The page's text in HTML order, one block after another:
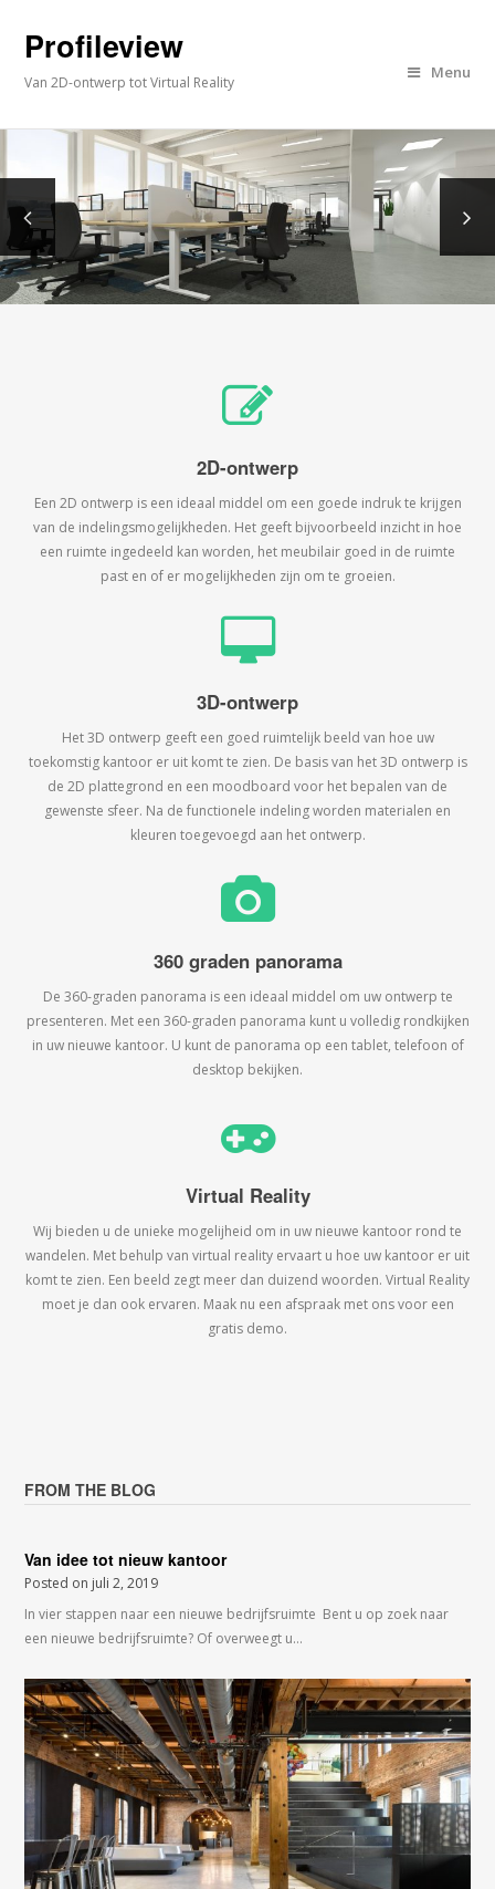
Profileview
Van 2D-ontwerp tot Virtual Reality
Menu
2D-ontwerp
Een 2D ontwerp is een ideaal middel om een goede indruk te krijgen
van de indelingsmogelijkheden. Het geeft bijvoorbeeld inzicht in hoe
een ruimte ingedeeld kan worden, het meubilair goed in de ruimte
past en of er mogelijkheden zijn om te groeien.
3D-ontwerp
Het 3D ontwerp geeft een goed ruimtelijk beeld van hoe uw
toekomstig kantoor er uit komt te zien. De basis van het 3D ontwerp is
de 2D plattegrond en een moodboard voor het bepalen van de
gewenste sfeer. Na de functionele indeling worden materialen en
kleuren toegevoegd aan het ontwerp.
360 graden panorama
De 360-graden panorama is een ideaal middel om uw ontwerp te
presenteren. Met een 360-graden panorama kunt u volledig rondkijken
in uw nieuwe kantoor. U kunt de panorama op een tablet, telefoon of
desktop bekijken.
Virtual Reality
Wij bieden u de unieke mogelijheid om in uw nieuwe kantoor rond te
wandelen. Met behulp van virtual reality ervaart u hoe uw kantoor er uit
komt te zien. Een beeld zegt meer dan duizend woorden. Virtual Reality
moet je dan ook ervaren. Maak nu een afspraak met ons voor een
gratis demo.
FROM THE BLOG
Van idee tot nieuw kantoor
Posted on juli 2, 2019
In vier stappen naar een nieuwe bedrijfsruimte Bent u op zoek naar
een nieuwe bedrijfsruimte? Of overweegt u…